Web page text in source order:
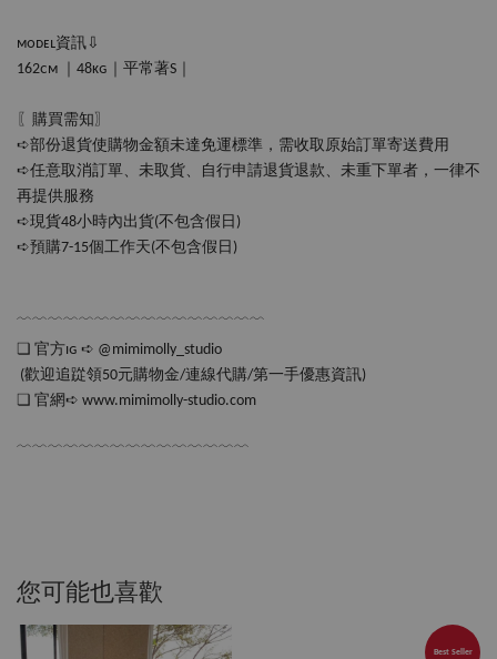
ᴍᴏᴅᴇʟ資訊⇩
162ᴄᴍ ｜48ᴋɢ｜平常著S｜
〖購買需知〗
➪部份退貨使購物金額未達免運標準，需收取原始訂單寄送費用
➪任意取消訂單、未取貨、自行申請退貨退款、未重下單者，一律不
再提供服務
➪現貨48小時內出貨(不包含假日)
➪預購7-15個工作天(不包含假日‪‪)
﹋﹋﹋﹋﹋﹋﹋﹋﹋﹋﹋﹋﹋﹋﹋﹋
❏ 官方ɪɢ ➪ @mimimolly_studio
(歡迎追踨領50元購物金/連線代購/第一手優惠資訊)
❏ 官網➪ www.mimimolly-studio.com
﹋﹋﹋﹋﹋﹋﹋﹋﹋﹋﹋﹋﹋﹋﹋
您可能也喜歡
Best Seller